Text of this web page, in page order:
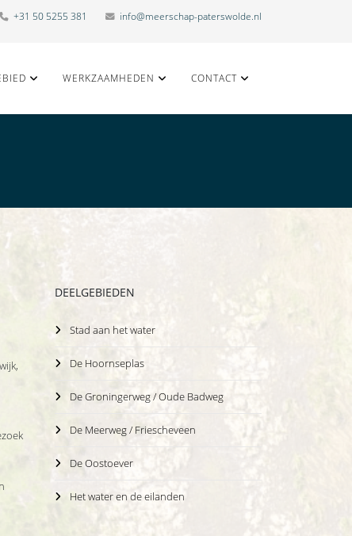
+31 50 5255 381 info@meerschap-paterswolde.nl
WERKZAAMHEDEN CONTACT
DEELGEBIEDEN
Stad aan het water
De Hoornseplas
De Groningerweg / Oude Badweg
De Meerweg / Friescheveen
De Oostoever
Het water en de eilanden